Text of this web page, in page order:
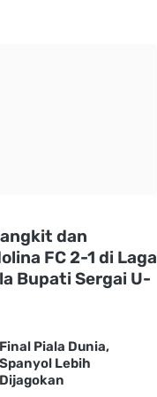
dan
FC 2-1 di Laga
Bupati Sergai U-
Final Piala Dunia,
Spanyol Lebih
Dijagokan